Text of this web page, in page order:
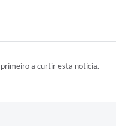
primeiro a curtir esta notícia.